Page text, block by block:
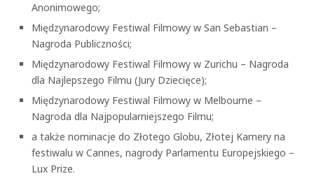
Anonimowego;
Międzynarodowy Festiwal Filmowy w San Sebastian –
Nagroda Publiczności;
Międzynarodowy Festiwal Filmowy w Zurichu – Nagroda
dla Najlepszego Filmu (Jury Dziecięce);
Międzynarodowy Festiwal Filmowy w Melbourne –
Nagroda dla Najpopularniejszego Filmu;
a także nominacje do Złotego Globu, Złotej Kamery na
festiwalu w Cannes, nagrody Parlamentu Europejskiego –
Lux Prize.